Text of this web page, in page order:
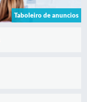
Taboleiro de anuncios